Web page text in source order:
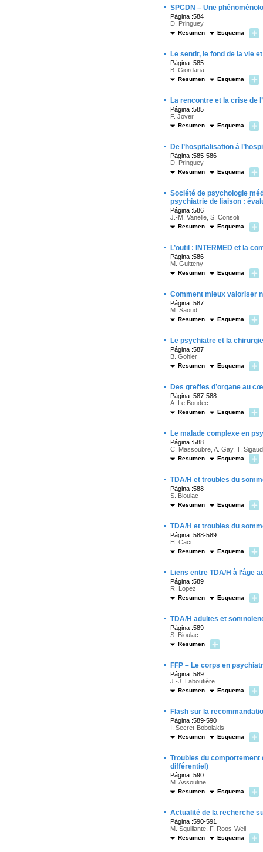
· SPCDN – Une
Página :584
D. Pringuey
Resumen Esquema
· Le sentir, le fond de la vie
Página :585
B. Giordana
Resumen Esquema
· La rencontre et la crise de
Página :585
F. Jover
Resumen Esquema
· De l’hospitalisation à
Página :585-586
D. Pringuey
Resumen Esquema
· Société de psychologie
psychiatrie de liaison :
Página :586
J.-M. Vanelle, S. Consoli
Resumen Esquema
· L’outil : INTERMED et la
Página :586
M. Guitteny
Resumen Esquema
· Comment mieux valoriser
Página :587
M. Saoud
Resumen Esquema
· Le psychiatre et la
Página :587
B. Gohier
Resumen Esquema
· Des greffes d’organe au
Página :587-588
A. Le Boudec
Resumen Esquema
· Le malade complexe en
Página :588
C. Massoubre, A. Gay, T. Sigaud
Resumen Esquema
· TDA/H et troubles du
Página :588
S. Bioulac
Resumen Esquema
· TDA/H et troubles du
Página :588-589
H. Caci
Resumen Esquema
· Liens entre TDA/H à l’âge
Página :589
R. Lopez
Resumen Esquema
· TDA/H adultes et
Página :589
S. Bioulac
Resumen
· FFP – Le corps en
Página :589
J.-J. Laboutière
Resumen Esquema
· Flash sur la
Página :589-590
I. Secret-Bobolakis
Resumen Esquema
· Troubles du comportement
différentiel)
Página :590
M. Assouline
Resumen Esquema
· Actualité de la recherche
Página :590-591
M. Squillante, F. Roos-Weil
Resumen Esquema